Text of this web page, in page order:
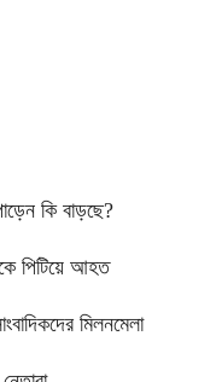
কি বাড়ছে?
পিটিয়ে আহত
মিলনমেলা